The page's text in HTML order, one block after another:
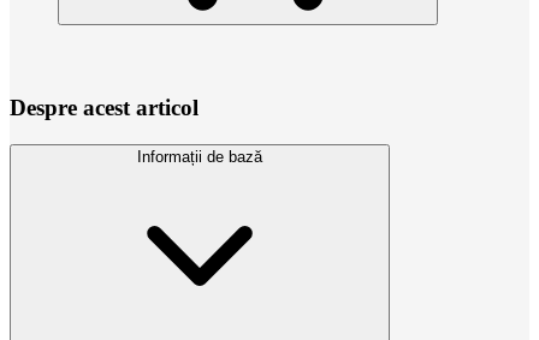
Despre acest articol
Informații de bază